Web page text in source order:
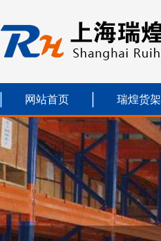
网站首页 瑞煌货架